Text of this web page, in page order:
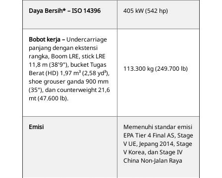
Daya Bersih* – ISO 14396 405 kW (542 hp)
Bobot kerja – Undercarriage
panjang dengan ekstensi
rangka, Boom LRE, stick LRE
11,8 m (38'9"), bucket Tugas
Berat (HD) 1,97 m³ (2,58 yd³),
shoe grouser ganda 900 mm
(35"), dan counterweight 21,6
mt (47.600 lb).
113.300 kg (249.700 lb)
Emisi
Memenuhi standar emisi
EPA Tier 4 Final AS, Stage
V UE, Jepang 2014, Stage
V Korea, dan Stage IV
China Non-Jalan Raya